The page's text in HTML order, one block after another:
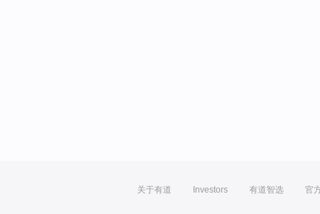
关于有道 Investors 有道智选 官